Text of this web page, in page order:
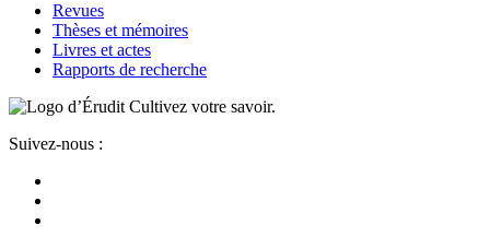
Revues
Thèses et mémoires
Livres et actes
Rapports de recherche
Cultivez votre savoir.
Suivez-nous :